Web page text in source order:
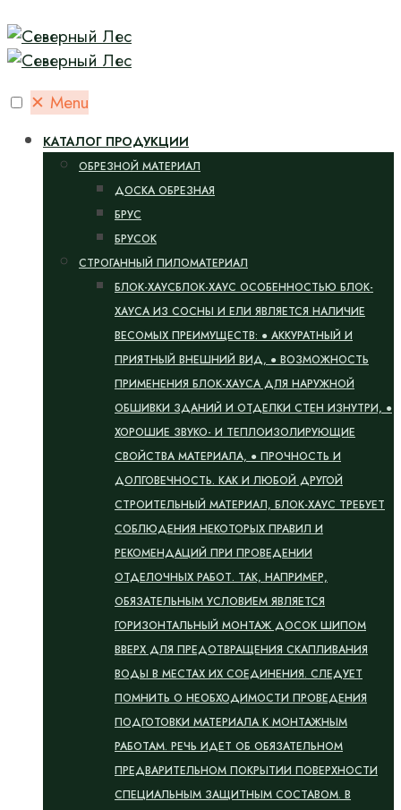
✕ Menu
КАТАЛОГ ПРОДУКЦИИ
ОБРЕЗНОЙ МАТЕРИАЛ
ДОСКА ОБРЕЗНАЯ
БРУС
БРУСОК
CТРОГАННЫЙ ПИЛОМАТЕРИАЛ
БЛОК-ХАУСБЛОК-ХАУС ОСОБЕННОСТЬЮ БЛОК-
ХАУСА ИЗ СОСНЫ И ЕЛИ ЯВЛЯЕТСЯ НАЛИЧИЕ
ВЕСОМЫХ ПРЕИМУЩЕСТВ: ● АККУРАТНЫЙ И
ПРИЯТНЫЙ ВНЕШНИЙ ВИД, ● ВОЗМОЖНОСТЬ
ПРИМЕНЕНИЯ БЛОК-ХАУСА ДЛЯ НАРУЖНОЙ
ОБШИВКИ ЗДАНИЙ И ОТДЕЛКИ СТЕН ИЗНУТРИ, ●
ХОРОШИЕ ЗВУКО- И ТЕПЛОИЗОЛИРУЮЩИЕ
СВОЙСТВА МАТЕРИАЛА, ● ПРОЧНОСТЬ И
ДОЛГОВЕЧНОСТЬ. КАК И ЛЮБОЙ ДРУГОЙ
СТРОИТЕЛЬНЫЙ МАТЕРИАЛ, БЛОК-ХАУС ТРЕБУЕТ
СОБЛЮДЕНИЯ НЕКОТОРЫХ ПРАВИЛ И
РЕКОМЕНДАЦИЙ ПРИ ПРОВЕДЕНИИ
ОТДЕЛОЧНЫХ РАБОТ. ТАК, НАПРИМЕР,
ОБЯЗАТЕЛЬНЫМ УСЛОВИЕМ ЯВЛЯЕТСЯ
ГОРИЗОНТАЛЬНЫЙ МОНТАЖ ДОСОК ШИПОМ
ВВЕРХ ДЛЯ ПРЕДОТВРАЩЕНИЯ СКАПЛИВАНИЯ
ВОДЫ В МЕСТАХ ИХ СОЕДИНЕНИЯ. СЛЕДУЕТ
ПОМНИТЬ О НЕОБХОДИМОСТИ ПРОВЕДЕНИЯ
ПОДГОТОВКИ МАТЕРИАЛА К МОНТАЖНЫМ
РАБОТАМ. РЕЧЬ ИДЕТ ОБ ОБЯЗАТЕЛЬНОМ
ПРЕДВАРИТЕЛЬНОМ ПОКРЫТИИ ПОВЕРХНОСТИ
СПЕЦИАЛЬНЫМ ЗАЩИТНЫМ СОСТАВОМ. В